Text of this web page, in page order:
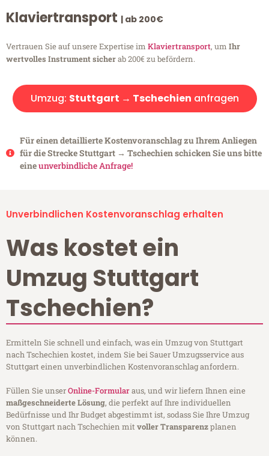
Klaviertransport | ab 200€
Vertrauen Sie auf unsere Expertise im Klaviertransport, um Ihr
wertvolles Instrument sicherab 200€ zu befördern.
Umzug: Stuttgart → Tschechien anfragen
Für einen detaillierte Kostenvoranschlag zu Ihrem Anliegen
für die Strecke Stuttgart → Tschechien schicken Sie uns bitte
eineunverbindliche Anfrage!
Unverbindlichen Kostenvoranschlag erhalten
Was kostet ein
Umzug Stuttgart
Tschechien?
Ermitteln Sie schnell und einfach, was ein Umzug von Stuttgart
nach Tschechien kostet, indem Sie bei Sauer Umzugsservice aus
Stuttgart einen unverbindlichen Kostenvoranschlag anfordern.
Füllen Sie unserOnline-Formularaus, und wir liefern Ihnen eine
maßgeschneiderte Lösung, die perfekt auf Ihre individuellen
Bedürfnisse und Ihr Budget abgestimmt ist, sodass Sie Ihre Umzug
von Stuttgart nach Tschechien mitvoller Transparenzplanen
können.